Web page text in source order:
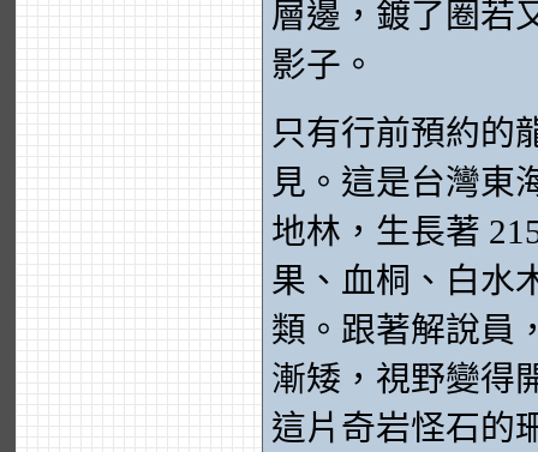
層邊，鍍了圈若
影子。
只有行前預約的
見。這是台灣東
地林，生長著
果、血桐、白水
類。跟著解說員
漸矮，視野變得
這片奇岩怪石的